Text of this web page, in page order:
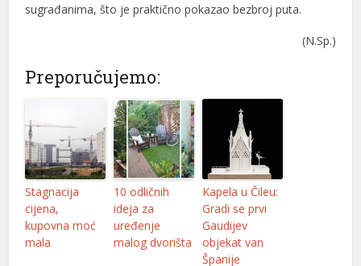
sugrađanima, što je praktično pokazao bezbroj puta.
(N.Sp.)
Preporučujemo:
Stagnacija
cijena,
kupovna moć
mala
10 odličnih
ideja za
uređenje
malog dvorišta
Kapela u Čileu:
Gradi se prvi
Gaudijev
objekat van
Španije